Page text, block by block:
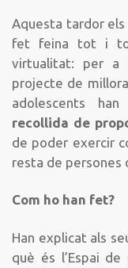
Aquesta tardor els
fet feina tot i
virtualitat: per a
projecte de
adolescents
recollida de
de poder exercir
resta de persones
Com ho han fet?
Han explicat als
què és l’Espai